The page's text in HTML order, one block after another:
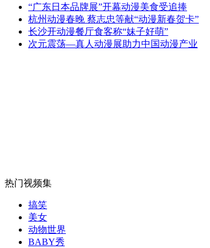
表情帝超强演绎《包青天》
无痛分娩是否安全 医生回应
外交部：反对强权政治霸凌主义
“广东日本品牌展”开幕动漫美食受追捧
杭州动漫春晚 蔡志忠等献“动漫新春贺卡”
长沙开动漫餐厅食客称“妹子好萌”
次元震荡—真人动漫展助力中国动漫产业
热门视频集
搞笑
美女
动物世界
BABY秀